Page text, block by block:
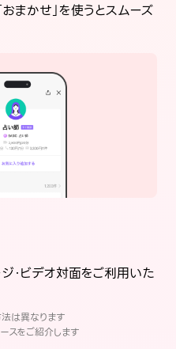
おまかせ」を使うとスムーズ
ジ・ビデオ対面をご利用いた
は異なります
スをご紹介します